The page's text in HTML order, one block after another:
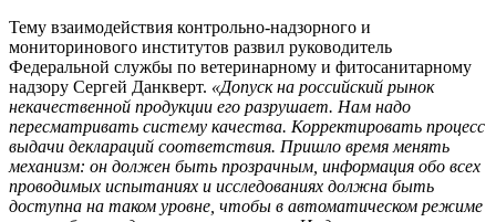
Тему взаимодействия контрольно-надзорного и
мониторинового институтов развил руководитель
Федеральной службы по ветеринарному и фитосанитарному
надзору Сергей Данкверт. «Допуск на российский рынок
некачественной продукции его разрушает. Нам надо
пересматривать систему качества. Корректировать процесс
выдачи деклараций соответствия. Пришло время менять
механизм: он должен быть прозрачным, информация обо всех
проводимых испытаниях и исследованиях должна быть
доступна на таком уровне, чтобы в автоматическом режиме